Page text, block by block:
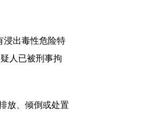
浸出毒性危险特
人已被刑事拘
放、倾倒或处置